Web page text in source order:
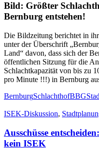
Bild: Größter
Bernburg entstehen!
Die Bildzeitung berichtet in
unter der Überschrift
Land“ davon, dass sich der
öffentlichen Sitzung für die
Schlachtkapazität von bis zu
pro Minute !!!) in Bernburg
BernburgSchlachthofBBG
ISEK-Diskussion,
Ausschüsse
kein ISEK